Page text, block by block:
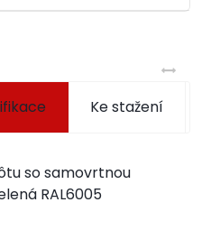
Ke stažení
so samovrtnou
RAL6005